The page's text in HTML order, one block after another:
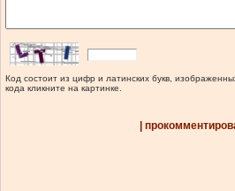
Код состоит из цифр и латинских букв,
кода кликните на картинке.
|